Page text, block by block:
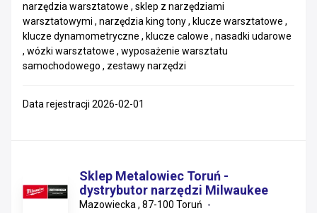
narzędzia warsztatowe , sklep z narzędziami
warsztatowymi , narzędzia king tony , klucze warsztatowe ,
klucze dynamometryczne , klucze calowe , nasadki udarowe
, wózki warsztatowe , wyposażenie warsztatu
samochodowego , zestawy narzędzi
Data rejestracji 2026-02-01
Sklep Metalowiec Toruń -
dystrybutor narzędzi Milwaukee
Mazowiecka , 87-100 Toruń